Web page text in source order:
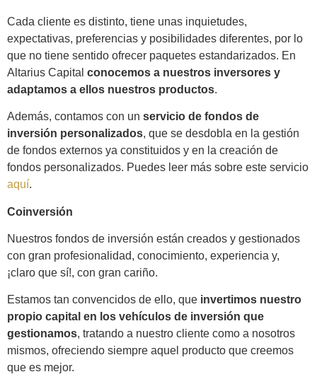
Cada cliente es distinto, tiene unas inquietudes,
expectativas, preferencias y posibilidades diferentes, por lo
que no tiene sentido ofrecer paquetes estandarizados. En
Altarius Capital conocemos a nuestros inversores y
adaptamos a ellos nuestros productos.
Además, contamos con un servicio de fondos de
inversión personalizados, que se desdobla en la gestión
de fondos externos ya constituidos y en la creación de
fondos personalizados. Puedes leer más sobre este servicio
aquí.
Coinversión
Nuestros fondos de inversión están creados y gestionados
con gran profesionalidad, conocimiento, experiencia y,
¡claro que sí!, con gran cariño.
Estamos tan convencidos de ello, que invertimos nuestro
propio capital en los vehículos de inversión que
gestionamos, tratando a nuestro cliente como a nosotros
mismos, ofreciendo siempre aquel producto que creemos
que es mejor.